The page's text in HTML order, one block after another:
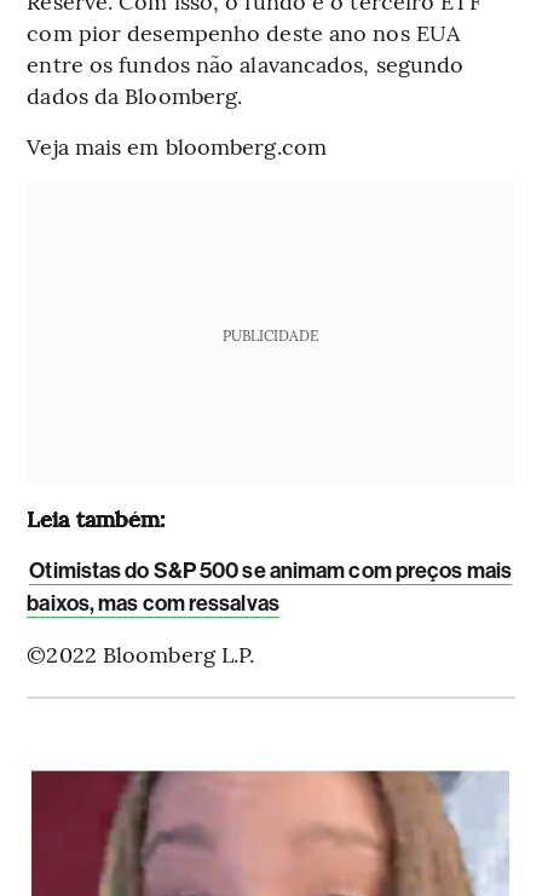
com pior desempenho deste ano nos EUA
entre os fundos não alavancados, segundo
dados da Bloomberg.
Veja mais em bloomberg.com
PUBLICIDADE
Leia também:
Otimistas do S&P 500 se animam com preços mais
baixos, mas com ressalvas
©2022 Bloomberg L.P.